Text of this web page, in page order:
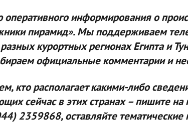
оперативного информирования о
пирамид». Мы поддерживаем
курортных регионах Египта и
официальные комментарии и
кто располагает какими-либо
сейчас в этих странах – пишите
2359868, оставляйте